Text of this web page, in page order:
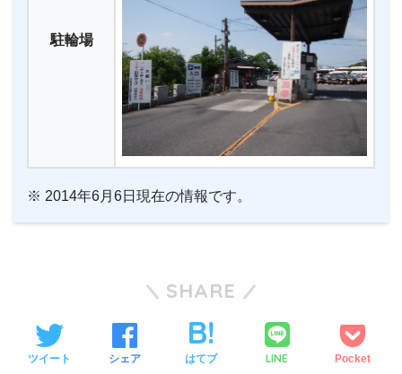
駐輪場
※ 2014年6月6日現在の情報です。
SHARE
ツイート シェア はてブ LINE Pocket